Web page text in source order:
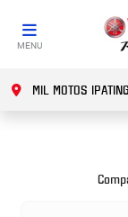
MENU
MIL MOTOS